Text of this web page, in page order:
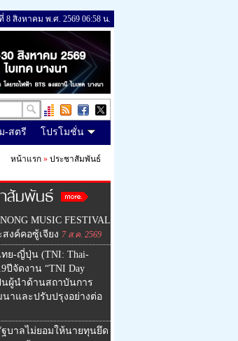
8 สิงหาคม พ.ศ. 2569 06:58 น.
-สตรี โปรโมชั่น
หน้าแรก » ประชาสัมพันธ์
สัมพันธ์
MUSIC FESTIVAL
งค์คอซู้เจียง 7 ส.ค. 2569
ย-ญี่ปุ่น (TNI: Thai-
ปีจัดงาน “TNI Day
นผู้นำด้านสถาบันการ
าและปรับปรุงอย่างต่อ
บาลไม่ยอมให้นายทุนยึด